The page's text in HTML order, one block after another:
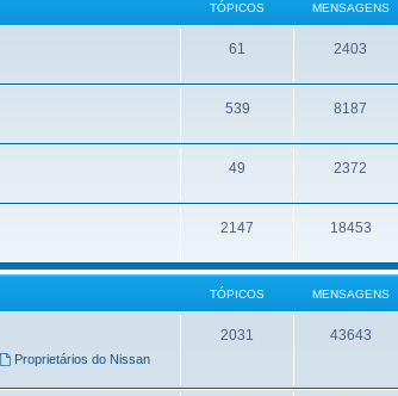
TÓPICOS MENSAGENS
61 2403
539 8187
49 2372
2147 18453
TÓPICOS MENSAGENS
Proprietários do Nissan
2031 43643